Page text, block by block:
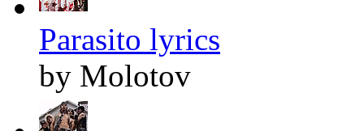
Parasito lyrics
by Molotov